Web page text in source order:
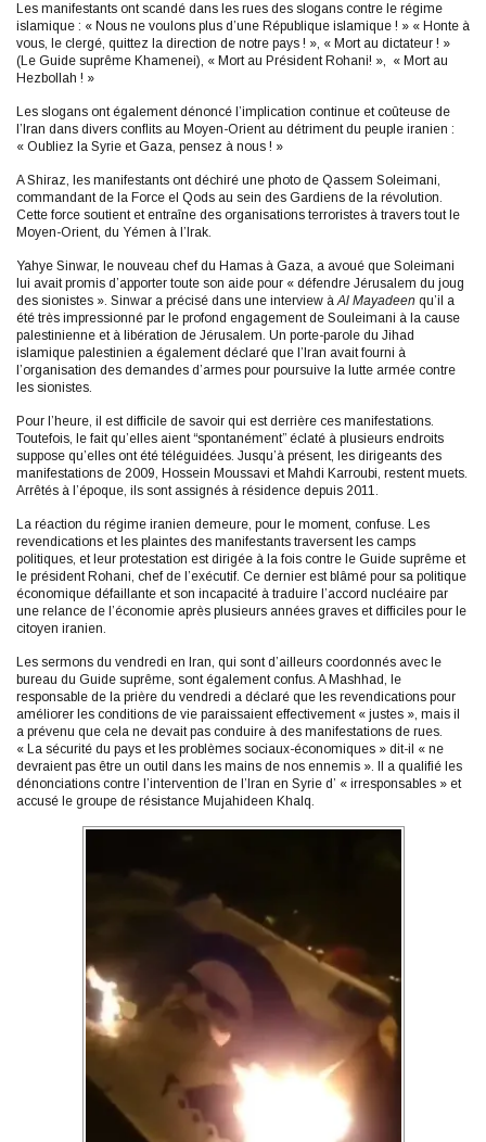
Les manifestants ont scandé dans les rues des slogans contre le régime
islamique : « Nous ne voulons plus d’une République islamique ! » « Honte à
vous, le clergé, quittez la direction de notre pays ! », « Mort au dictateur ! »
(Le Guide suprême Khamenei), « Mort au Président Rohani! », « Mort au
Hezbollah ! »
Les slogans ont également dénoncé l’implication continue et coûteuse de
l’Iran dans divers conflits au Moyen-Orient au détriment du peuple iranien :
« Oubliez la Syrie et Gaza, pensez à nous ! »
A Shiraz, les manifestants ont déchiré une photo de Qassem Soleimani,
commandant de la Force el Qods au sein des Gardiens de la révolution.
Cette force soutient et entraîne des organisations terroristes à travers tout le
Moyen-Orient, du Yémen à l’Irak.
Yahye Sinwar, le nouveau chef du Hamas à Gaza, a avoué que Soleimani
lui avait promis d’apporter toute son aide pour « défendre Jérusalem du joug
des sionistes ». Sinwar a précisé dans une interview àAl Mayadeen qu’il a
été très impressionné par le profond engagement de Souleimani à la cause
palestinienne et à libération de Jérusalem. Un porte-parole du Jihad
islamique palestinien a également déclaré que l’Iran avait fourni à
l’organisation des demandes d’armes pour poursuive la lutte armée contre
les sionistes.
Pour l’heure, il est difficile de savoir qui est derrière ces manifestations.
Toutefois, le fait qu’elles aient “spontanément” éclaté à plusieurs endroits
suppose qu’elles ont été téléguidées. Jusqu’à présent, les dirigeants des
manifestations de 2009, Hossein Moussavi et Mahdi Karroubi, restent muets.
Arrêtés à l’époque, ils sont assignés à résidence depuis 2011.
La réaction du régime iranien demeure, pour le moment, confuse. Les
revendications et les plaintes des manifestants traversent les camps
politiques, et leur protestation est dirigée à la fois contre le Guide suprême et
le président Rohani, chef de l’exécutif. Ce dernier est blâmé pour sa politique
économique défaillante et son incapacité à traduire l’accord nucléaire par
une relance de l’économie après plusieurs années graves et difficiles pour le
citoyen iranien.
Les sermons du vendredi en Iran, qui sont d’ailleurs coordonnés avec le
bureau du Guide suprême, sont également confus. A Mashhad, le
responsable de la prière du vendredi a déclaré que les revendications pour
améliorer les conditions de vie paraissaient effectivement « justes », mais il
a prévenu que cela ne devait pas conduire à des manifestations de rues.
« La sécurité du pays et les problèmes sociaux-économiques » dit-il « ne
devraient pas être un outil dans les mains de nos ennemis ». Il a qualifié les
dénonciations contre l’intervention de l’Iran en Syrie d’ « irresponsables » et
accusé le groupe de résistance Mujahideen Khalq.